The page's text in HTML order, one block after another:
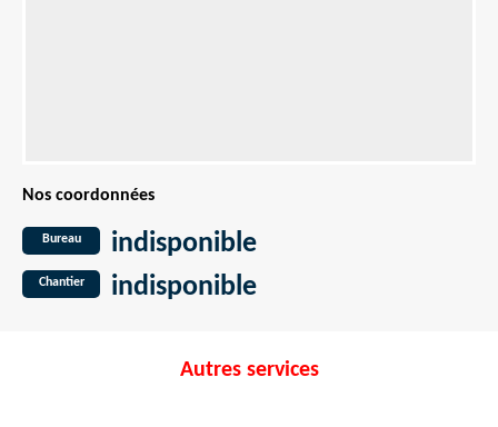
Nos coordonnées
Bureau indisponible
Chantier indisponible
Autres services